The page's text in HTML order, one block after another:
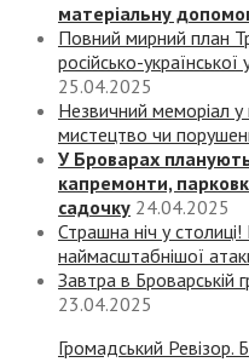
матеріальну
Повний мирний план
російсько-
25.04.2025
Незвичний меморіал у
мистецтво чи
У Броварах
капремонти,
садочку 24.04.2025
Страшна ніч у столиці!
наймасштабнішої
Завтра в Броварській
23.04.2025
Громадський Ревізор.